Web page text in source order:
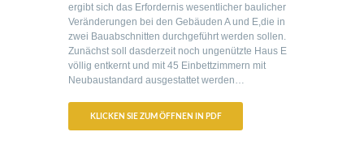
ergibt sich das Erfordernis wesentlicher baulicher
Veränderungen bei den Gebäuden A und E,die in
zwei Bauabschnitten durchgeführt werden sollen.
Zunächst soll dasderzeit noch ungenützte Haus E
völlig entkernt und mit 45 Einbettzimmern mit
Neubaustandard ausgestattet werden…
KLICKEN SIE ZUM ÖFFNEN IN PDF